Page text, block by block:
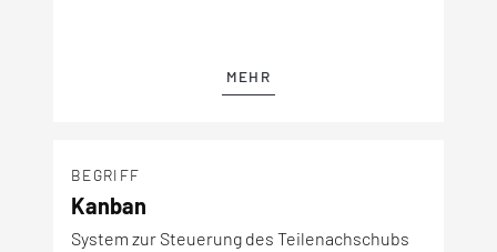
MEHR
BEGRIFF
Kanban
System zur Steuerung des Teilenachschubs